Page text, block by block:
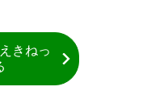
きねっ